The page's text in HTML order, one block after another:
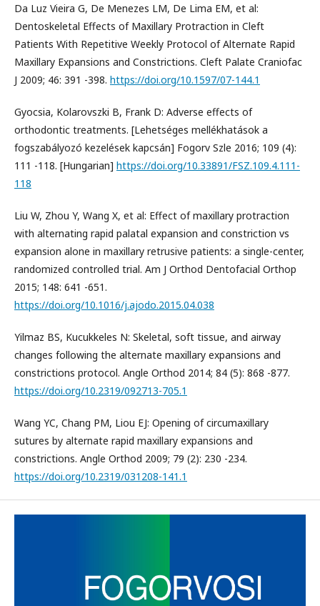
Da Luz Vieira G, De Menezes LM, De Lima EM, et al:
Dentoskeletal Effects of Maxillary Protraction in Cleft
Patients With Repetitive Weekly Protocol of Alternate Rapid
Maxillary Expansions and Constrictions. Cleft Palate Craniofac
J 2009; 46: 391 -398. https://doi.org/10.1597/07-144.1
Gyocsia, Kolarovszki B, Frank D: Adverse effects of
orthodontic treatments. [Lehetséges mellékhatások a
fogszabályozó kezelések kapcsán] Fogorv Szle 2016; 109 (4):
111 -118. [Hungarian] https://doi.org/10.33891/FSZ.109.4.111-
118
Liu W, Zhou Y, Wang X, et al: Effect of maxillary protraction
with alternating rapid palatal expansion and constriction vs
expansion alone in maxillary retrusive patients: a single-center,
randomized controlled trial. Am J Orthod Dentofacial Orthop
2015; 148: 641 -651.
https://doi.org/10.1016/j.ajodo.2015.04.038
Yilmaz BS, Kucukkeles N: Skeletal, soft tissue, and airway
changes following the alternate maxillary expansions and
constrictions protocol. Angle Orthod 2014; 84 (5): 868 -877.
https://doi.org/10.2319/092713-705.1
Wang YC, Chang PM, Liou EJ: Opening of circumaxillary
sutures by alternate rapid maxillary expansions and
constrictions. Angle Orthod 2009; 79 (2): 230 -234.
https://doi.org/10.2319/031208-141.1